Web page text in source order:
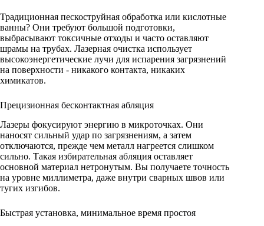
Традиционная пескоструйная обработка или кислотные
ванны? Они требуют большой подготовки,
выбрасывают токсичные отходы и часто оставляют
шрамы на трубах. Лазерная очистка использует
высокоэнергетические лучи для испарения загрязнений
на поверхности - никакого контакта, никаких
химикатов.
Прецизионная бесконтактная абляция
Лазеры фокусируют энергию в микроточках. Они
наносят сильный удар по загрязнениям, а затем
отключаются, прежде чем металл нагреется слишком
сильно. Такая избирательная абляция оставляет
основной материал нетронутым. Вы получаете точность
на уровне миллиметра, даже внутри сварных швов или
тугих изгибов.
Быстрая установка, минимальное время простоя